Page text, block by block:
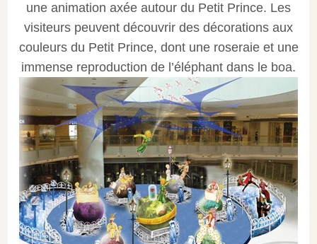
une animation axée autour du Petit Prince. Les
visiteurs peuvent découvrir des décorations aux
couleurs du Petit Prince, dont une roseraie et une
immense reproduction de l’éléphant dans le boa.